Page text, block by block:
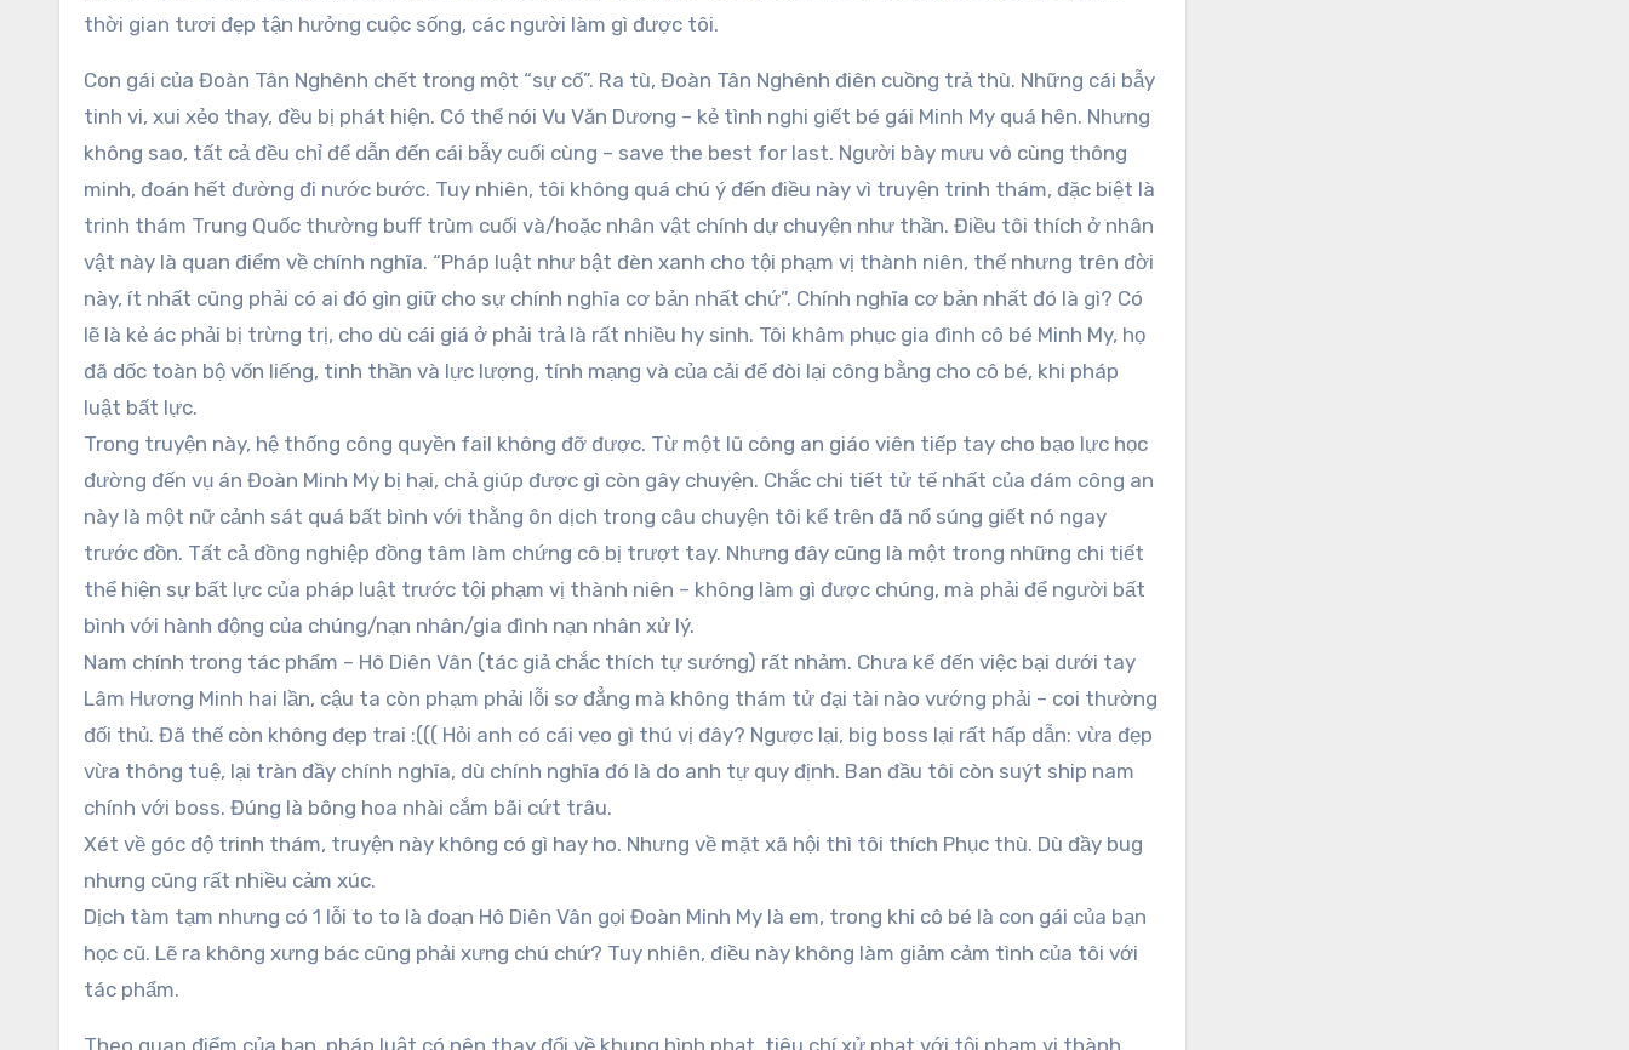
thời gian tươi đẹp tận hưởng cuộc sống, các người làm gì được tôi.
Con gái của Đoàn Tân Nghênh chết trong một “sự cố”. Ra tù, Đoàn Tân Nghênh điên cuồng trả thù. Những cái bẫy
tinh vi, xui xẻo thay, đều bị phát hiện. Có thể nói Vu Văn Dương – kẻ tình nghi giết bé gái Minh My quá hên. Nhưng
không sao, tất cả đều chỉ để dẫn đến cái bẫy cuối cùng – save the best for last. Người bày mưu vô cùng thông
minh, đoán hết đường đi nước bước. Tuy nhiên, tôi không quá chú ý đến điều này vì truyện trinh thám, đặc biệt là
trinh thám Trung Quốc thường buff trùm cuối và/hoặc nhân vật chính dự chuyện như thần. Điều tôi thích ở nhân
vật này là quan điểm về chính nghĩa. “Pháp luật như bật đèn xanh cho tội phạm vị thành niên, thế nhưng trên đời
này, ít nhất cũng phải có ai đó gìn giữ cho sự chính nghĩa cơ bản nhất chứ”. Chính nghĩa cơ bản nhất đó là gì? Có
lẽ là kẻ ác phải bị trừng trị, cho dù cái giá ở phải trả là rất nhiều hy sinh. Tôi khâm phục gia đình cô bé Minh My, họ
đã dốc toàn bộ vốn liếng, tinh thần và lực lượng, tính mạng và của cải để đòi lại công bằng cho cô bé, khi pháp
luật bất lực.
Trong truyện này, hệ thống công quyền fail không đỡ được. Từ một lũ công an giáo viên tiếp tay cho bạo lực học
đường đến vụ án Đoàn Minh My bị hại, chả giúp được gì còn gây chuyện. Chắc chi tiết tử tế nhất của đám công an
này là một nữ cảnh sát quá bất bình với thằng ôn dịch trong câu chuyện tôi kể trên đã nổ súng giết nó ngay
trước đồn. Tất cả đồng nghiệp đồng tâm làm chứng cô bị trượt tay. Nhưng đây cũng là một trong những chi tiết
thể hiện sự bất lực của pháp luật trước tội phạm vị thành niên – không làm gì được chúng, mà phải để người bất
bình với hành động của chúng/nạn nhân/gia đình nạn nhân xử lý.
Nam chính trong tác phẩm – Hô Diên Vân (tác giả chắc thích tự sướng) rất nhảm. Chưa kể đến việc bại dưới tay
Lâm Hương Minh hai lần, cậu ta còn phạm phải lỗi sơ đẳng mà không thám tử đại tài nào vướng phải – coi thường
đối thủ. Đã thế còn không đẹp trai :((( Hỏi anh có cái vẹo gì thú vị đây? Ngược lại, big boss lại rất hấp dẫn: vừa đẹp
vừa thông tuệ, lại tràn đầy chính nghĩa, dù chính nghĩa đó là do anh tự quy định. Ban đầu tôi còn suýt ship nam
chính với boss. Đúng là bông hoa nhài cắm bãi cứt trâu.
Xét về góc độ trinh thám, truyện này không có gì hay ho. Nhưng về mặt xã hội thì tôi thích Phục thù. Dù đầy bug
nhưng cũng rất nhiều cảm xúc.
Dịch tàm tạm nhưng có 1 lỗi to to là đoạn Hô Diên Vân gọi Đoàn Minh My là em, trong khi cô bé là con gái của bạn
học cũ. Lẽ ra không xưng bác cũng phải xưng chú chứ? Tuy nhiên, điều này không làm giảm cảm tình của tôi với
tác phẩm.
Theo quan điểm của bạn, pháp luật có nên thay đổi về khung hình phạt, tiêu chí xử phạt với tội phạm vị thành